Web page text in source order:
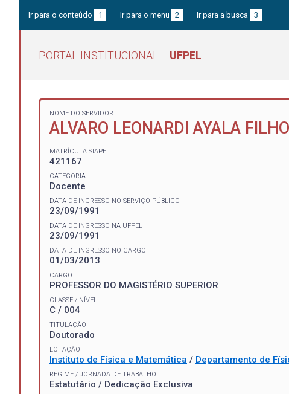
Ir para o conteúdo 1 Ir para o menu 2 Ir para a busca 3
PORTAL INSTITUCIONAL UFPEL
NOME DO SERVIDOR
ALVARO LEONARDI AYALA FILHO
MATRÍCULA SIAPE
421167
CATEGORIA
Docente
DATA DE INGRESSO NO SERVIÇO PÚBLICO
23/09/1991
DATA DE INGRESSO NA UFPEL
23/09/1991
DATA DE INGRESSO NO CARGO
01/03/2013
CARGO
PROFESSOR DO MAGISTÉRIO SUPERIOR
CLASSE / NÍVEL
C / 004
TITULAÇÃO
Doutorado
LOTAÇÃO
Instituto de Física e Matemática / Departamento de
REGIME / JORNADA DE TRABALHO
Estatutário / Dedicação Exclusiva